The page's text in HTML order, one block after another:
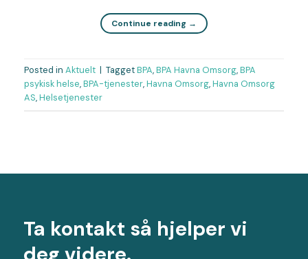
Continue reading →
Posted in Aktuelt | TaggetBPA,BPA Havna Omsorg,BPA
psykisk helse,BPA-tjenester,Havna Omsorg,Havna Omsorg
AS,Helsetjenester
Ta kontakt så hjelper vi